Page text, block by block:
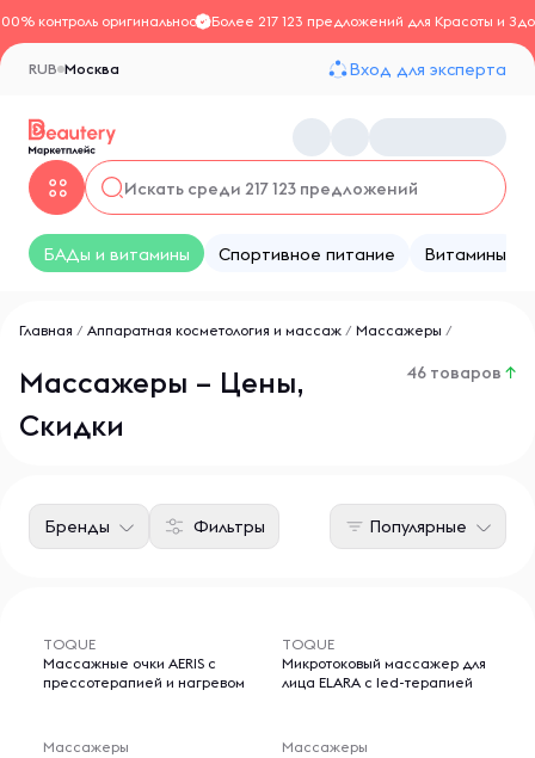
контроль оригинальностиБолее 217 123 предложений для Красоты и
Москва
RUB Вход для эксперта
БАДы и витамины Спортивное питание Витамины
Главная / Аппаратная косметология и массаж / Массажеры /
Массажеры – Цены,
Скидки
46 товаров ↑
Фильтры
Бренды Популярные
TOQUE
Массажные очки AERIS с
прессотерапией и нагревом
Массажеры
TOQUE
Микротоковый массажер для
лица ELARA с led-терапией
Массажеры